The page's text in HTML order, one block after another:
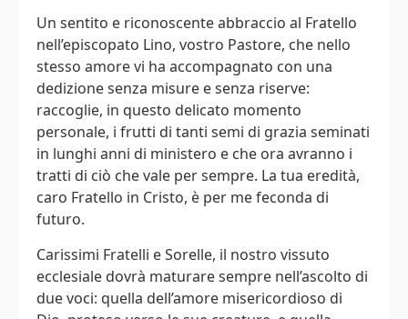
Un sentito e riconoscente abbraccio al Fratello
nell’episcopato Lino, vostro Pastore, che nello
stesso amore vi ha accompagnato con una
dedizione senza misure e senza riserve:
raccoglie, in questo delicato momento
personale, i frutti di tanti semi di grazia seminati
in lunghi anni di ministero e che ora avranno i
tratti di ciò che vale per sempre. La tua eredità,
caro Fratello in Cristo, è per me feconda di
futuro.
Carissimi Fratelli e Sorelle, il nostro vissuto
ecclesiale dovrà maturare sempre nell’ascolto di
due voci: quella dell’amore misericordioso di